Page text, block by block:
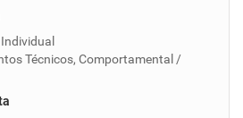
Individual
Técnicos, Comportamental /